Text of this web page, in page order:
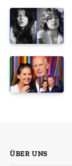
ÜBER UNS